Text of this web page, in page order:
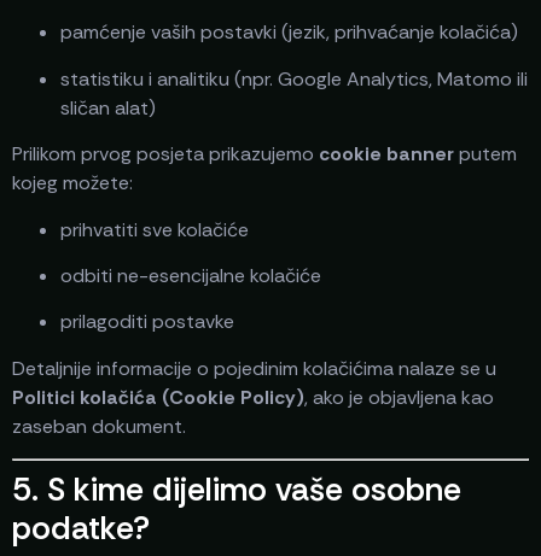
pamćenje vaših postavki (jezik, prihvaćanje kolačića)
statistiku i analitiku (npr. Google Analytics, Matomo ili
sličan alat)
Prilikom prvog posjeta prikazujemo cookie bannerputem
kojeg možete:
prihvatiti sve kolačiće
odbiti ne-esencijalne kolačiće
prilagoditi postavke
Detaljnije informacije o pojedinim kolačićima nalaze se u
Politici kolačića (Cookie Policy), ako je objavljena kao
zaseban dokument.
5. S kime dijelimo vaše osobne
podatke?